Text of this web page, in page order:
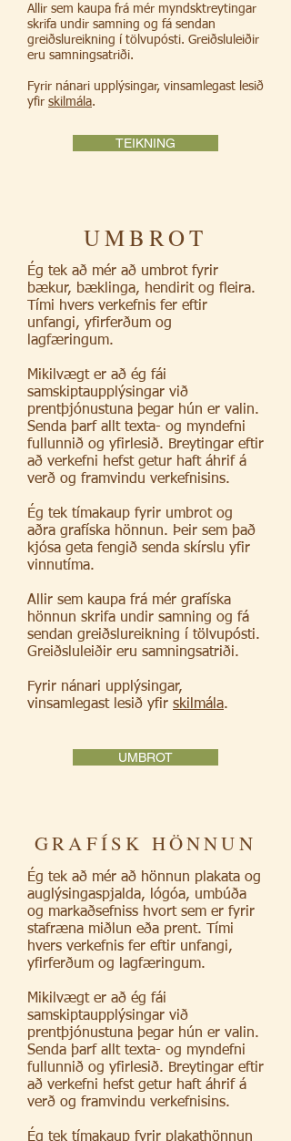
Allir sem kaupa frá mér myndsktreytingar
skrifa undir samning og fá sendan
greiðslureikning í tölvupósti. Greiðsluleiðir
eru samningsatriði.
Fyrir nánari upplýsingar, vinsamlegast lesið
yfir skilmála.
TEIKNING
UMBROT
Ég tek að mér að umbrot fyrir
bækur, bæklinga, hendirit og fleira.
Tími hvers verkefnis fer eftir
unfangi, yfirferðum og
lagfæringum.
Mikilvægt er að ég fái
samskiptaupplýsingar við
prentþjónustuna þegar hún er valin.
Senda þarf allt texta- og myndefni
fullunnið og yfirlesið. Breytingar eftir
að verkefni hefst getur haft áhrif á
verð og framvindu verkefnisins.
Ég tek tímakaup fyrir umbrot og
aðra grafíska hönnun. Þeir sem það
kjósa geta fengið senda skírslu yfir
vinnutíma.
Allir sem kaupa frá mér grafíska
hönnun skrifa undir samning og fá
sendan greiðslureikning í tölvupósti.
Greiðsluleiðir eru samningsatriði.
Fyrir nánari upplýsingar,
vinsamlegast lesið yfir skilmála.
UMBROT
GRAFÍSK HÖNNUN
Ég tek að mér að hönnun plakata og
auglýsingaspjalda, lógóa, umbúða
og markaðsefniss hvort sem er fyrir
stafræna miðlun eða prent. Tími
hvers verkefnis fer eftir unfangi,
yfirferðum og lagfæringum.
Mikilvægt er að ég fái
samskiptaupplýsingar við
prentþjónustuna þegar hún er valin.
Senda þarf allt texta- og myndefni
fullunnið og yfirlesið. Breytingar eftir
að verkefni hefst getur haft áhrif á
verð og framvindu verkefnisins.
Ég tek tímakaup fyrir plakathönnun